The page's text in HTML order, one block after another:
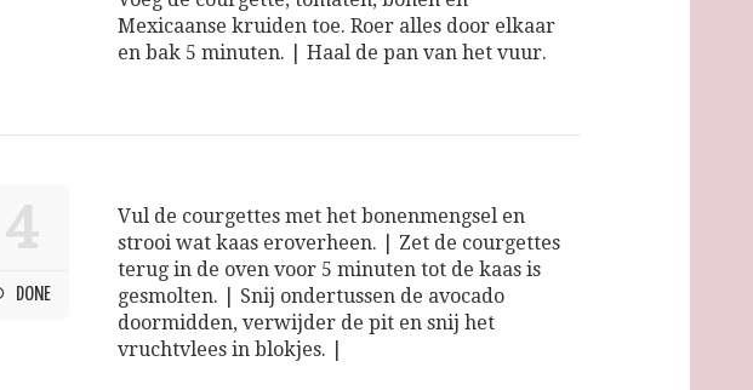
Mexicaanse kruiden toe. Roer alles door elkaar
en bak 5 minuten. | Haal de pan van het vuur.
4
DONE
Vul de courgettes met het bonenmengsel en
strooi wat kaas eroverheen. | Zet de courgettes
terug in de oven voor 5 minuten tot de kaas is
gesmolten. | Snij ondertussen de avocado
doormidden, verwijder de pit en snij het
vruchtvlees in blokjes. |